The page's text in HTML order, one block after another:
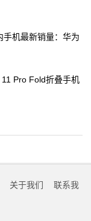
机最新销量：华为
Pro Fold折叠手机
关于我们
联系我